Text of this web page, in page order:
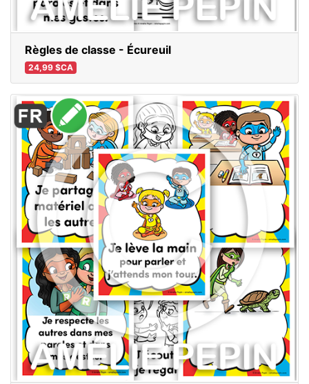
Règles de classe - Écureuil
24,99 $CA